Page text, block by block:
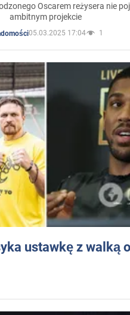
Oscarem reżysera nie
ambitnym projekcie
05.03.2025 17:04 1
ustawkę z walką